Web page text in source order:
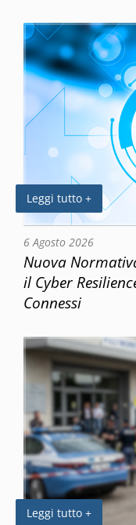
Leggi tutto +
6 Agosto 2026
Nuova
il Cyber
Connessi
Leggi tutto +